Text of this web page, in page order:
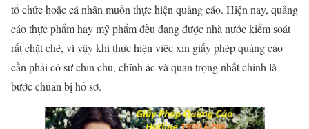
tổ chức hoặc cá nhân muốn thực hiện quảng cáo. Hiện nay, quảng
cáo thực phẩm hay mỹ phẩm đều đang được nhà nước kiểm soát
rất chặt chẽ, vì vậy khi thực hiện việc xin giấy phép quảng cáo
cần phải có sự chỉn chu, chĩnh ác và quan trọng nhất chính là
bước chuẩn bị hồ sơ.